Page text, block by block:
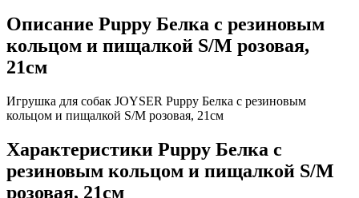
Описание Puppy Белка с резиновым
кольцом и пищалкой S/M розовая,
21см
Игрушка для собак JOYSER Puppy Белка с резиновым
кольцом и пищалкой S/M розовая, 21см
Характеристики Puppy Белка с
резиновым кольцом и пищалкой S/M
розовая, 21см